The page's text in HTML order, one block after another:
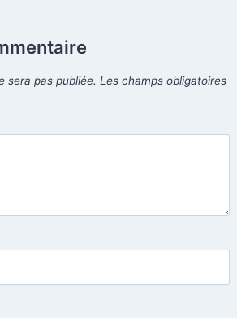
sera pas publiée. Les champs obligatoires